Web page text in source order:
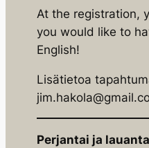
At the registration,
you would like to
English!
Lisätietoa
Perjantai ja